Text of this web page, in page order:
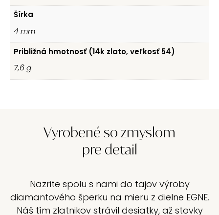
Šírka
4mm
Približná hmotnosť (14k zlato, veľkosť 54)
7,6g
Vyrobené so zmyslom
pre detail
Nazrite spolu s nami do tajov výroby
diamantového šperku na mieru z dielne EGNE.
Náš tím zlatnikov strávil desiatky, až stovky